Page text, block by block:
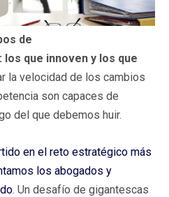
de
: los que innoven y los que
la velocidad de los cambios
son capaces de
del que debemos huir.
en el reto estratégico más
los abogados y
. Un desafío de gigantescas